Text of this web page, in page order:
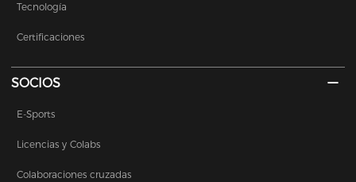
Tecnología
Certificaciones
SOCIOS
E-Sports
Licencias y Colabs
Colaboraciones cruzadas